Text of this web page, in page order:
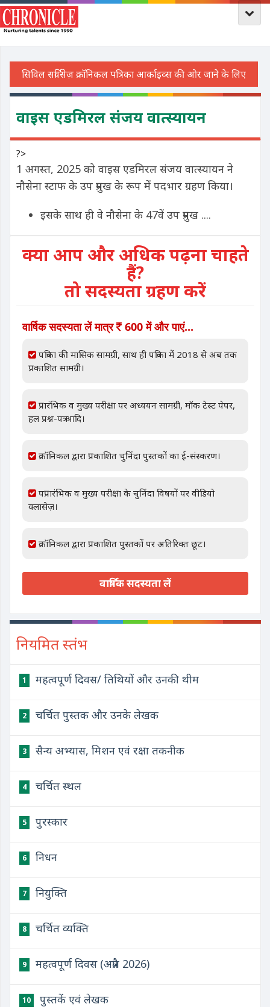
वाइस एडमिरल संजय वात्स्यायन
?>
1 अगस्त, 2025 को वाइस एडमिरल संजय वात्स्यायन ने
नौसेना स्टाफ के उप प्रमुख के रूप में पदभार ग्रहण किया।
इसके साथ ही वे नौसेना के 47वें उप प्रमुख ....
क्या आप और अधिक पढ़ना चाहते
हैं?
तो सदस्यता ग्रहण करें
वार्षिक सदस्यता लें मात्र 600 में और पाएं...
पत्रिका की मासिक सामग्री, साथ ही पत्रिका में 2018 से अब तक
प्रकाशित सामग्री।
प्रारंभिक व मुख्य परीक्षा पर अध्ययन सामग्री, मॉक टेस्ट पेपर,
हल प्रश्न-पत्र आदि।
क्रॉनिकल द्वारा प्रकाशित चुनिंदा पुस्तकों का ई-संस्करण।
पप्रारंभिक व मुख्य परीक्षा के चुनिंदा विषयों पर वीडियो
क्लासेज़।
क्रॉनिकल द्वारा प्रकाशित पुस्तकों पर अतिरिक्त छूट।
वार्षिक सदस्यता लें
नियमित स्तंभ
1 महत्वपूर्ण दिवस/ तिथियों और उनकी थीम
2 चर्चित पुस्तक और उनके लेखक
3 सैन्य अभ्यास, मिशन एवं रक्षा तकनीक
4 चर्चित स्थल
5 पुरस्कार
6 निधन
7 नियुक्ति
8 चर्चित व्यक्ति
9 महत्वपूर्ण दिवस (अप्रैल 2026)
10 पुस्तकें एवं लेखक